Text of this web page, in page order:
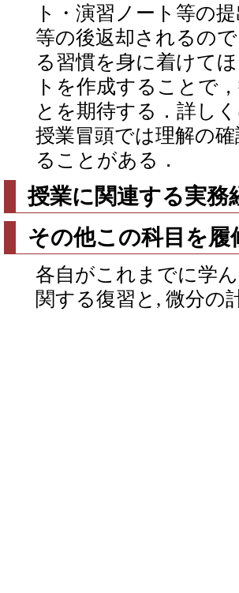
ト・演習ノート等の
等の後返却されるの
る習慣を身に着けて
トを作成することで
とを期待する．詳し
授業冒頭では理解の
ることがある．
授業に関連する実務
その他この科目を
各自がこれまでに学
関する復習と, 微分の